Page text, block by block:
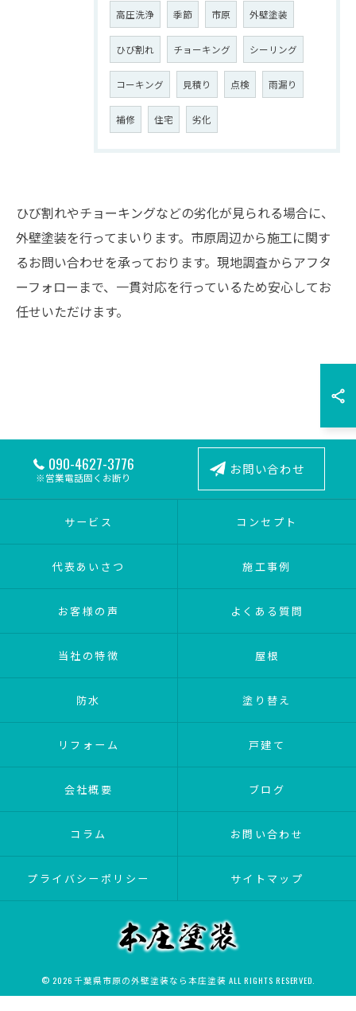
高圧洗浄 季節 市原 外壁塗装
ひび割れ チョーキング シーリング
コーキング 見積り 点検 雨漏り
補修 住宅 劣化
ひび割れやチョーキングなどの劣化が見られる場合に、
外壁塗装を行ってまいります。市原周辺から施工に関す
るお問い合わせを承っております。現地調査からアフタ
ーフォローまで、一貫対応を行っているため安心してお
任せいただけます。
090-4627-3776
※営業電話固くお断り お問い合わせ
サービス コンセプト
代表あいさつ 施工事例
お客様の声 よくある質問
当社の特徴 屋根
防水 塗り替え
リフォーム 戸建て
会社概要 ブログ
コラム お問い合わせ
プライバシーポリシー サイトマップ
© 2026 千葉県市原の外壁塗装なら本庄塗装 ALL RIGHTS RESERVED.
お問い合わせはこちら